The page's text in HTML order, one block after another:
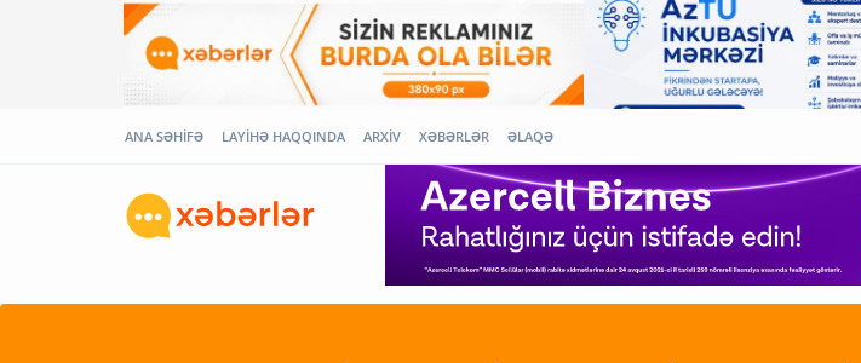
ANA SƏHİFƏ LAYİHƏ HAQQINDA ARXİV XƏBƏRLƏR ƏLAQƏ